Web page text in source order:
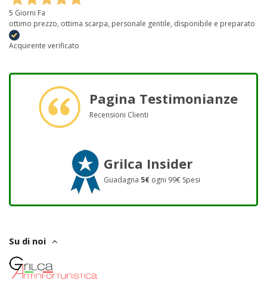
5 Giorni Fa
ottimo prezzo, ottima scarpa, personale gentile, disponibile e preparato
Acquirente verificato
Pagina Testimonianze
Recensioni Clienti
Grilca Insider
Guadagna 5€ ogni 99€ Spesi
Su di noi